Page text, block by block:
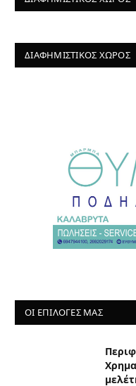
ΔΙΑΦΗΜΙΣΤΙΚΌΣ ΧΏΡΟΣ
ΟΙ ΕΠΙΛΟΓΈΣ ΜΑΣ